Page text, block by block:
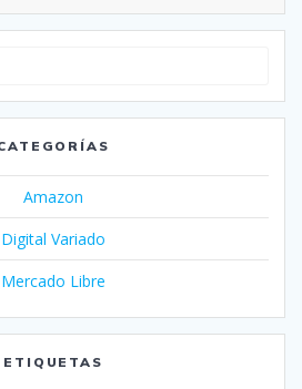
Amazon
Digital Variado
Mercado Libre
ETIQUETAS